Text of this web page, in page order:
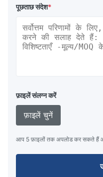
पूछताछ संदेश*
फ़ाइलें संलग्न करें
फ़ाइलें चुनें
आप 5 फ़ाइलों तक अपलोड कर सकते हैं